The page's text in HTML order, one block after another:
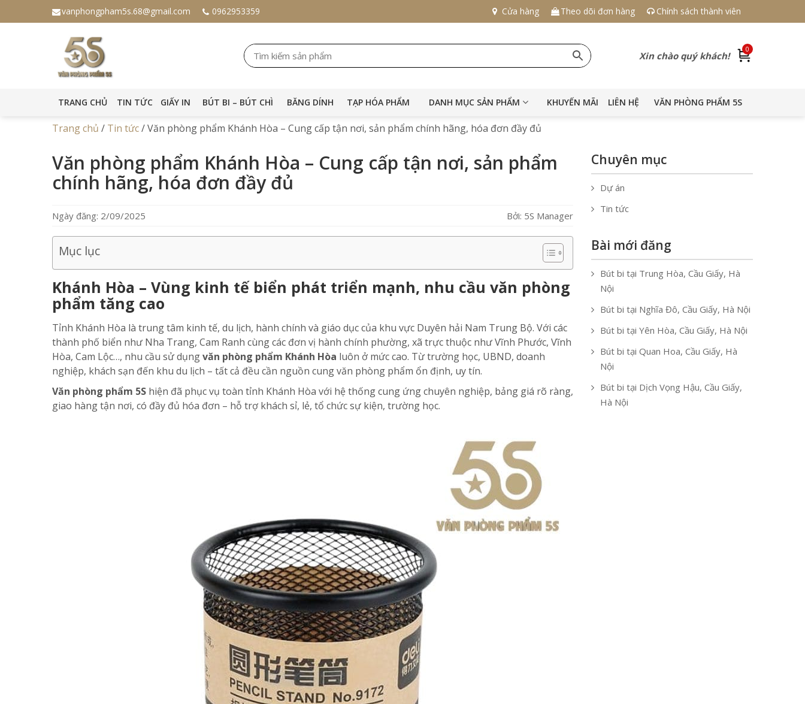
vanphongpham5s.68@gmail.com 0962953359 Cửa hàng Theo dõi đơn hàng Chính sách thành viên
Xin chào quý khách!
0
TRANG CHỦ TIN TỨC GIẤY IN BÚT BI – BÚT CHÌ BĂNG DÍNH TẠP HÓA PHẨM DANH MỤC SẢN PHẨM KHUYẾN MÃI LIÊN HỆ VĂN PHÒNG PHẨM 5S
Trang chủ / Tin tức/Văn phòng phẩm Khánh Hòa – Cung cấp tận nơi, sản phẩm chính hãng, hóa đơn đầy đủ
Văn phòng phẩm Khánh Hòa – Cung cấp tận nơi, sản phẩm
chính hãng, hóa đơn đầy đủ
Ngày đăng: 2/09/2025 Bởi: 5S Manager
Mục lục
Khánh Hòa – Vùng kinh tế biển phát triển mạnh, nhu cầu văn phòng
phẩm tăng cao
Tỉnh Khánh Hòa là trung tâm kinh tế, du lịch, hành chính và giáo dục của khu vực Duyên hải Nam Trung Bộ. Với các
thành phố biển như Nha Trang, Cam Ranh cùng các đơn vị hành chính phường, xã trực thuộc như Vĩnh Phước, Vĩnh
Hòa, Cam Lộc…, nhu cầu sử dụngvăn phòng phẩm Khánh Hòa luôn ở mức cao. Từ trường học, UBND, doanh
nghiệp, khách sạn đến khu du lịch – tất cả đều cần nguồn cung văn phòng phẩm ổn định, uy tín.
Văn phòng phẩm 5S hiện đã phục vụ toàn tỉnh Khánh Hòa với hệ thống cung ứng chuyên nghiệp, bảng giá rõ ràng,
giao hàng tận nơi, có đầy đủ hóa đơn – hỗ trợ khách sỉ, lẻ, tổ chức sự kiện, trường học.
Chuyên mục
Dự án
Tin tức
Bài mới đăng
Bút bi tại Trung Hòa, Cầu Giấy, Hà
Nội
Bút bi tại Nghĩa Đô, Cầu Giấy, Hà Nội
Bút bi tại Yên Hòa, Cầu Giấy, Hà Nội
Bút bi tại Quan Hoa, Cầu Giấy, Hà
Nội
Bút bi tại Dịch Vọng Hậu, Cầu Giấy,
Hà Nội